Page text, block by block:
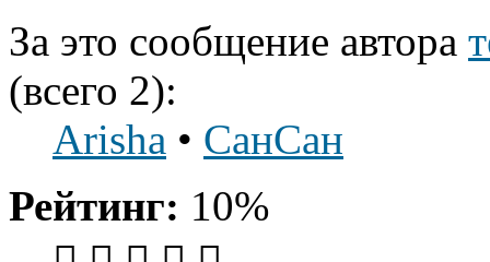
За это сообщение автора
(всего 2):
Arisha • СанСан
Рейтинг: 10%